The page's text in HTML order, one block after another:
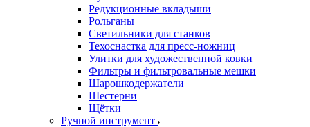
Редукционные вкладыши
Рольганы
Светильники для станков
Техоснастка для пресс-ножниц
Улитки для художественной ковки
Фильтры и фильтровальные мешки
Шарошкодержатели
Шестерни
Щётки
Ручной инструмент